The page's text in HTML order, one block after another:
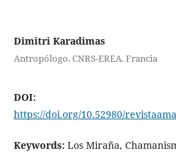
Dimitri Karadimas
Antropólogo. CNRS-EREA. Francia
DOI:
https://doi.org/10.52980/
Keywords: Los Miraña,